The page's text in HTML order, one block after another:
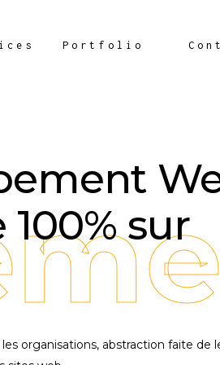
Portfolio
sur
organisations, abstraction faite de